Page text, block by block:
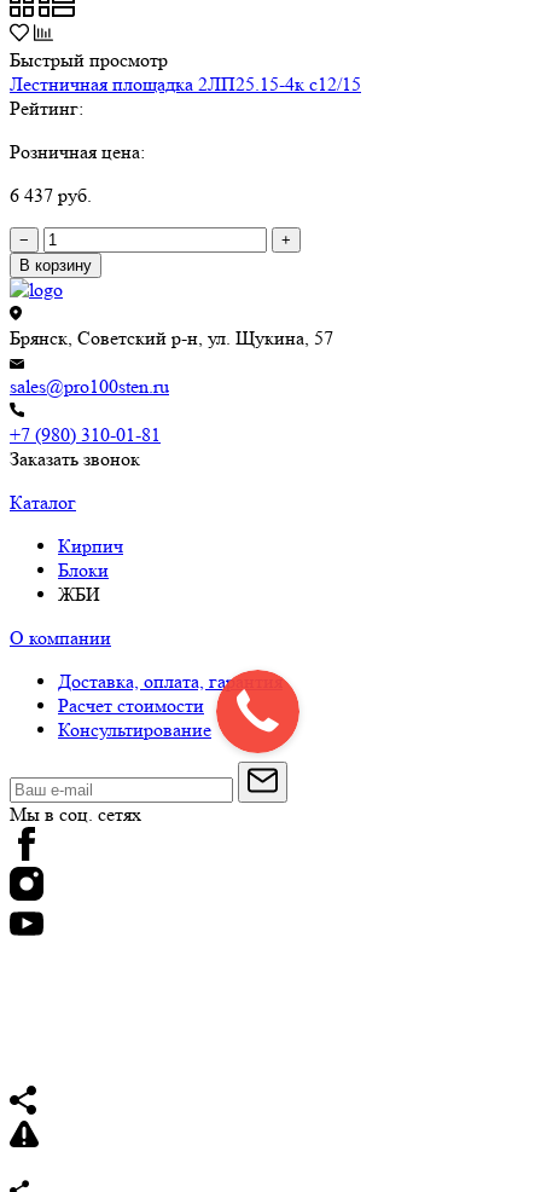
Быстрый просмотр
Лестничная площадка 2ЛП25.15-4к с12/15
Рейтинг:
Розничная цена:
6 437 руб.
−
+
В корзину
Брянск, Советский р-н, ул. Щукина, 57
sales@pro100sten.ru
+7 (980) 310-01-81
Заказать звонок
Каталог
Кирпич
Блоки
ЖБИ
О компании
Доставка, оплата, гарантия
Расчет стоимости
Консультирование
Мы в соц. сетях